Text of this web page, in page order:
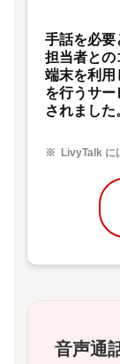
手話を必要
担当者との
端末を利用
を行うサー
されました
LivyTalk に
音声通